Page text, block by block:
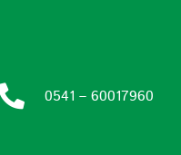
0541 – 60017960